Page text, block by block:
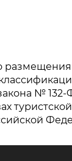
№ 132-